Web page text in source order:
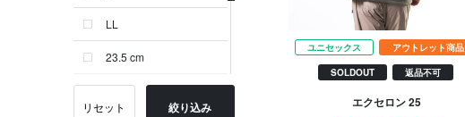
LL
23.5 cm
24.0 cm
リセット 絞り込み
ユニセックス アウトレット商品
SOLDOUT 返品不可
エクセロン 25